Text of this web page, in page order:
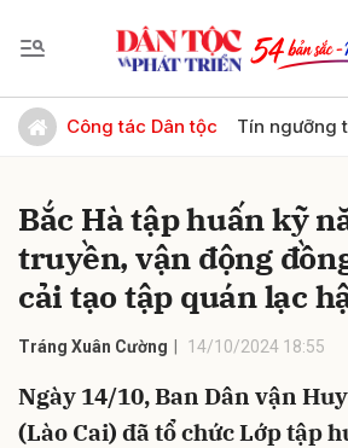
Công tác Dân tộc Tín ngưỡng
Bắc Hà tập huấn kỹ
truyền, vận động
cải tạo tập quán lạc
Tráng Xuân Cường 14/10/2024 18:55
Ngày 14/10, Ban Dân vận
(Lào Cai) đã tổ chức Lớp tập
Gửi bình luận